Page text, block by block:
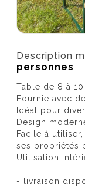
Description
personnes
Table de 8 à
Fournie avec
Idéal pour
Design
Facile à
ses propriétés
Utilisation
- livraison